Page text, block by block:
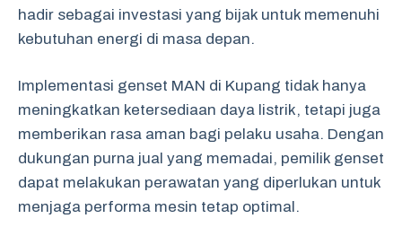
hadir sebagai investasi yang bijak untuk memenuhi
kebutuhan energi di masa depan.
Implementasi genset MAN di Kupang tidak hanya
meningkatkan ketersediaan daya listrik, tetapi juga
memberikan rasa aman bagi pelaku usaha. Dengan
dukungan purna jual yang memadai, pemilik genset
dapat melakukan perawatan yang diperlukan untuk
menjaga performa mesin tetap optimal.